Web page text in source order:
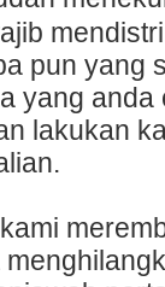
pun yang
yang
lakukan